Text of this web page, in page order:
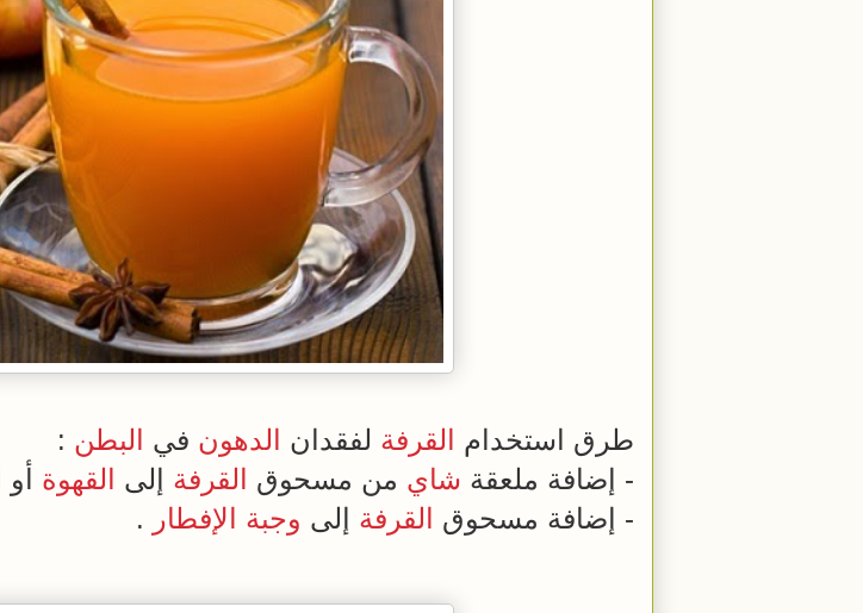
طرق استخدام القرفة لفقدان الدهون في البطن :
- إضافة ملعقة شاي من مسحوق القرفة إلى القهوة أو
- إضافة مسحوق
القرفة إلى وجبة الإفطار .